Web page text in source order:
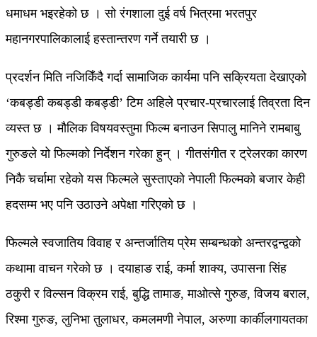
धमाधम भइरहेको छ । सो रंगशाला दुई वर्ष भित्रमा भरतपुर
महानगरपालिकालाई हस्तान्तरण गर्ने तयारी छ ।
प्रदर्शन मिति नजिकिँदै गर्दा सामाजिक कार्यमा पनि सक्रियता देखाएको
‘कबड्डी कबड्डी कबड्डी’ टिम अहिले प्रचार-प्रचारलाई तिव्रता दिन
व्यस्त छ । मौलिक विषयवस्तुमा फिल्म बनाउन सिपालु मानिने रामबाबु
गुरुङले यो फिल्मको निर्देशन गरेका हुन् । गीतसंगीत र ट्रेलरका कारण
निकै चर्चामा रहेको यस फिल्मले सुस्ताएको नेपाली फिल्मको बजार केही
हदसम्म भए पनि उठाउने अपेक्षा गरिएको छ ।
फिल्मले स्वजातिय विवाह र अन्तर्जातिय प्रेम सम्बन्धको अन्तरद्वन्द्वको
कथामा वाचन गरेको छ । दयाहाङ राई, कर्मा शाक्य, उपासना सिंह
ठकुरी र विल्सन विक्रम राई, बुद्धि तामाङ, माओत्से गुरुङ, विजय बराल,
रिश्मा गुरुङ, लुनिभा तुलाधर, कमलमणी नेपाल, अरुणा कार्कीलगायतका